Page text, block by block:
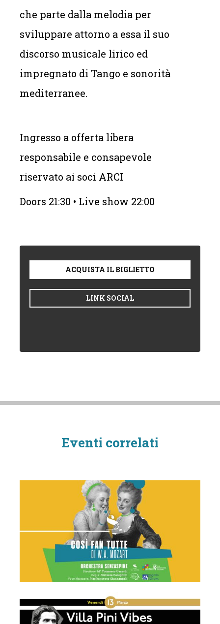
che parte dalla melodia per
sviluppare attorno a essa il suo
discorso musicale lirico ed
impregnato di Tango e sonorità
mediterranee.
Ingresso a offerta libera
responsabile e consapevole
riservato ai soci ARCI
Doors 21:30 • Live show 22:00
ACQUISTA IL BIGLIETTO
LINK SOCIAL
Eventi correlati